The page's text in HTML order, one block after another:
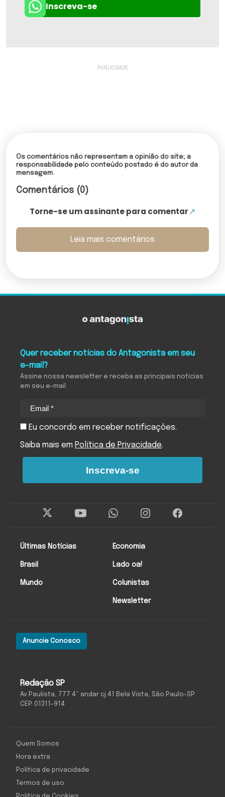
Inscreva-se
Os comentários não representam a opinião do site; a
responsabilidade pelo conteúdo postado é do autor da
mensagem.
Comentários (0)
Torne-se um assinante para comentar
Leia mais comentários
Redação SP
Av Paulista, 777 4º andar cj 41 Bela Vista, São Paulo-SP
CEP: 01311-914
Anuncie Conosco
Últimas Notícias
Brasil
Mundo
Economia
Lado oa!
Colunistas
Newsletter
Quer receber notícias do Antagonista em seu
e-mail?
Assine nossa newsletter e receba as principais notícias
em seu e-mail
Eu concordo em receber notificações.
Saiba mais em Política de Privacidade.
Inscreva-se
Quem Somos
Hora extra
Política de privacidade
Termos de uso